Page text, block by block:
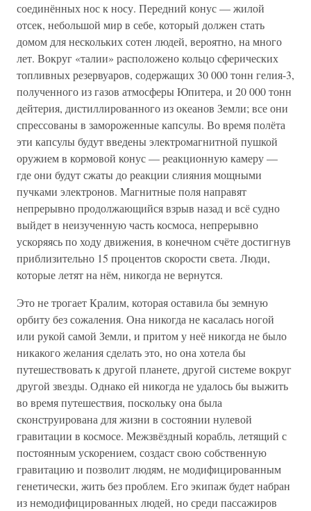
соединённых нос к носу. Передний конус — жилой
отсек, небольшой мир в себе, который должен стать
домом для нескольких сотен людей, вероятно, на много
лет. Вокруг «талии» расположено кольцо сферических
топливных резервуаров, содержащих 30 000 тонн гелия-3,
полученного из газов атмосферы Юпитера, и 20 000 тонн
дейтерия, дистиллированного из океанов Земли; все они
спрессованы в замороженные капсулы. Во время полёта
эти капсулы будут введены электромагнитной пушкой
оружием в кормовой конус — реакционную камеру —
где они будут сжаты до реакции слияния мощными
пучками электронов. Магнитные поля направят
непрерывно продолжающийся взрыв назад и всё судно
выйдет в неизученную часть космоса, непрерывно
ускоряясь по ходу движения, в конечном счёте достигнув
приблизительно 15 процентов скорости света. Люди,
которые летят на нём, никогда не вернутся.
Это не трогает Кралим, которая оставила бы земную
орбиту без сожаления. Она никогда не касалась ногой
или рукой самой Земли, и притом у неё никогда не было
никакого желания сделать это, но она хотела бы
путешествовать к другой планете, другой системе вокруг
другой звезды. Однако ей никогда не удалось бы выжить
во время путешествия, поскольку она была
сконструирована для жизни в состоянии нулевой
гравитации в космосе. Межзвёздный корабль, летящий с
постоянным ускорением, создаст свою собственную
гравитацию и позволит людям, не модифицированным
генетически, жить без проблем. Его экипаж будет набран
из немодифицированных людей, но среди пассажиров